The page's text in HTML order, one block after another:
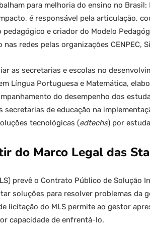
para melhoria do ensino no Brasil:
é responsável pela articulação,
e criador do Modelo
redes pelas organizações CENPEC,
as secretarias e escolas no
Língua Portuguesa e Matemática,
do desempenho dos
secretarias de educação na
tecnológicas (edtechs) por
do Marco Legal das
prevê o Contrato Público de Solução
soluções para resolver problemas da
licitação do MLS permite ao gestor
capacidade de enfrentá-lo.